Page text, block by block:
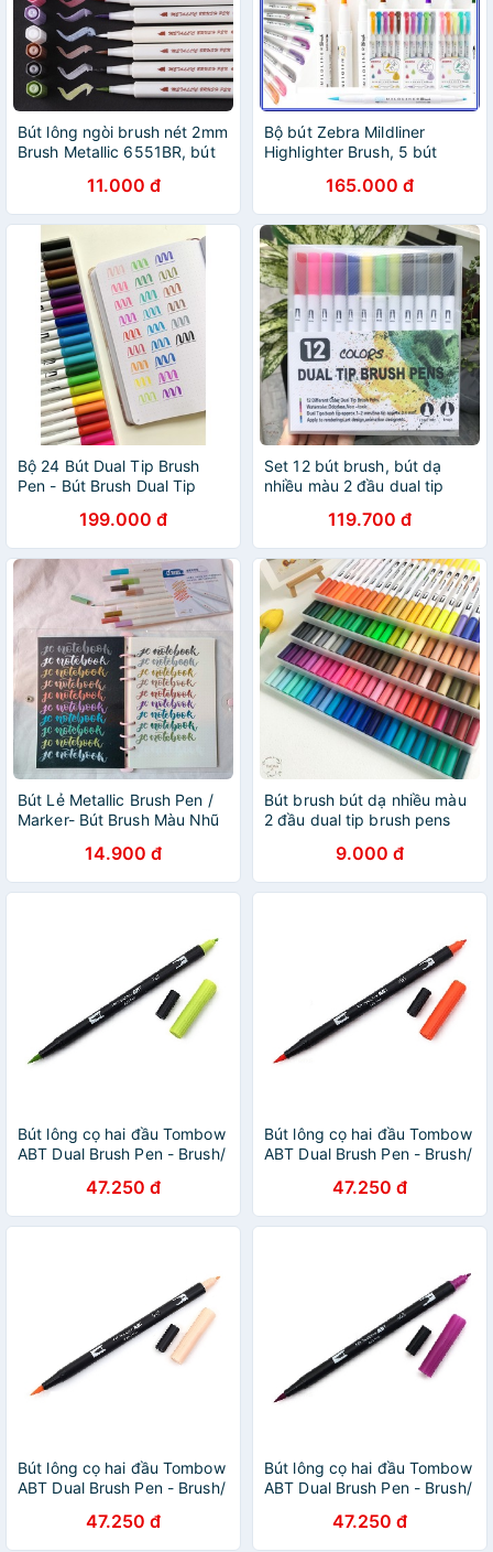
Bút lông ngòi brush nét 2mm
Brush Metallic 6551BR, bút
11.000 đ
Bộ bút Zebra Mildliner
Highlighter Brush, 5 bút
165.000 đ
Bộ 24 Bút Dual Tip Brush
Pen - Bút Brush Dual Tip
2 Đầu cọ Brush và Liner
199.000 đ
Set 12 bút brush, bút dạ
nhiều màu 2 đầu dual tip
119.700 đ
Bút Lẻ Metallic Brush Pen /
Marker- Bút Brush Màu Nhũ
Bullet Journal14.900 đ
Bút brush bút dạ nhiều màu
2 đầu dual tip brush pens
9.000 đ
Bút lông cọ hai đầu Tombow
ABT Dual Brush Pen - Brush/
47.250 đ
Bút lông cọ hai đầu Tombow
ABT Dual Brush Pen - Brush/
47.250 đ
Bút lông cọ hai đầu Tombow
ABT Dual Brush Pen - Brush/
47.250 đ
Bút lông cọ hai đầu Tombow
ABT Dual Brush Pen - Brush/
47.250 đ